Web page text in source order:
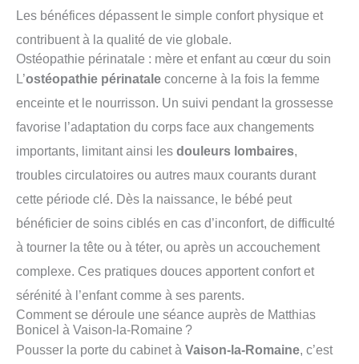
Les bénéfices dépassent le simple confort physique et
contribuent à la qualité de vie globale.
Ostéopathie périnatale : mère et enfant au cœur du soin
L’ostéopathie périnatale concerne à la fois la femme
enceinte et le nourrisson. Un suivi pendant la grossesse
favorise l’adaptation du corps face aux changements
importants, limitant ainsi les douleurs lombaires,
troubles circulatoires ou autres maux courants durant
cette période clé. Dès la naissance, le bébé peut
bénéficier de soins ciblés en cas d’inconfort, de difficulté
à tourner la tête ou à téter, ou après un accouchement
complexe. Ces pratiques douces apportent confort et
sérénité à l’enfant comme à ses parents.
Comment se déroule une séance auprès de Matthias
Bonicel à Vaison-la-Romaine ?
Pousser la porte du cabinet à Vaison-la-Romaine, c’est